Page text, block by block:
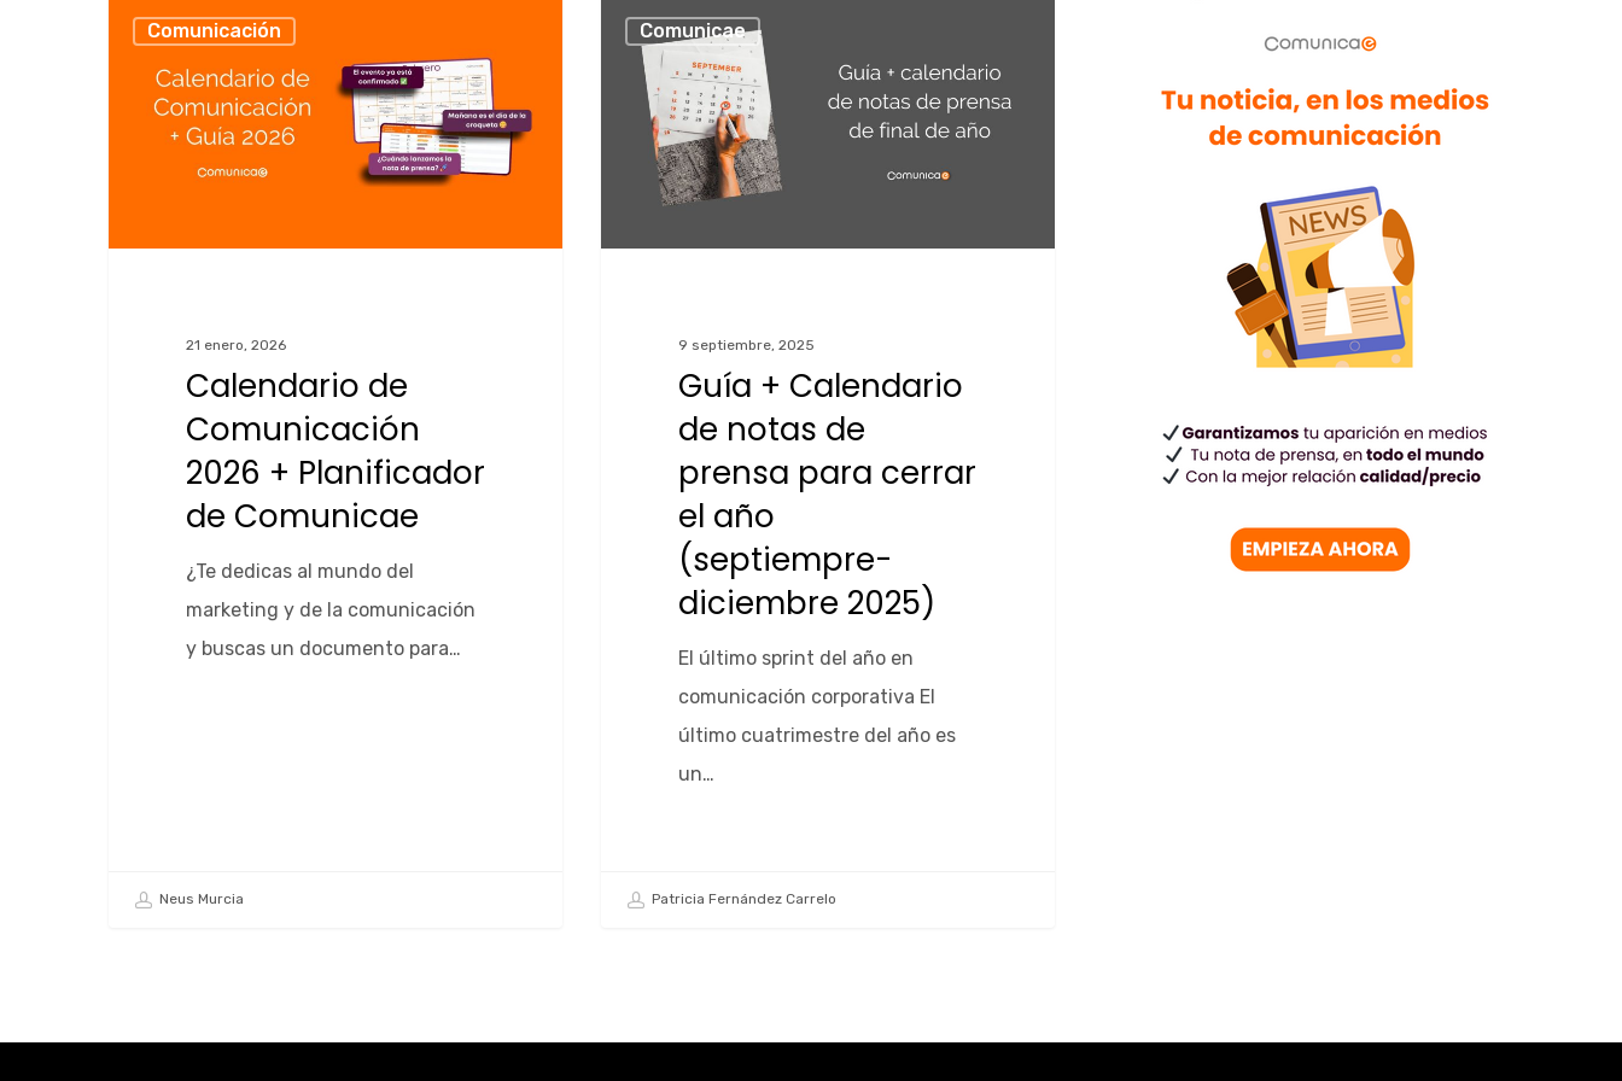
Comunicación
21 enero, 2026
Calendario de
Comunicación
2026 + Planificador
de Comunicae
¿Te dedicas al mundo del
marketing y de la comunicación
y buscas un documento para…
Neus Murcia
Comunicae
9 septiembre, 2025
Guía + Calendario
de notas de
prensa para cerrar
el año
(septiempre-
diciembre 2025)
El último sprint del año en
comunicación corporativa El
último cuatrimestre del año es
un…
Patricia Fernández Carrelo